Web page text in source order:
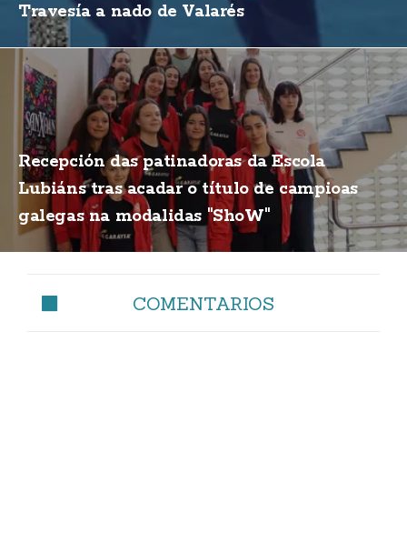
Travesía a nado de Valarés
Recepción das patinadoras da Escola
Lubiáns tras acadar o título de campioas
galegas na modalidas "ShoW"
COMENTARIOS